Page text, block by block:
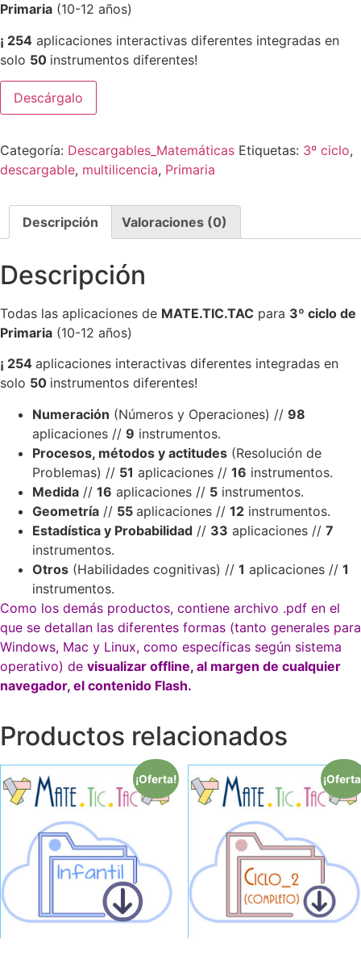
Primaria (10-12 años)
¡ 254 aplicaciones interactivas diferentes integradas en
solo 50 instrumentos diferentes!
Descárgalo
Categoría: Descargables_Matemáticas Etiquetas: 3º ciclo,
descargable, multilicencia, Primaria
Descripción Valoraciones (0)
Descripción
Todas las aplicaciones de MATE.TIC.TAC para 3º ciclo de
Primaria (10-12 años)
¡ 254 aplicaciones interactivas diferentes integradas en
solo 50 instrumentos diferentes!
Numeración (Números y Operaciones) // 98
aplicaciones // 9 instrumentos.
Procesos, métodos y actitudes (Resolución de
Problemas) // 51 aplicaciones // 16 instrumentos.
Medida // 16 aplicaciones // 5 instrumentos.
Geometría // 55 aplicaciones // 12 instrumentos.
Estadística y Probabilidad // 33 aplicaciones // 7
instrumentos.
Otros (Habilidades cognitivas) // 1 aplicaciones // 1
instrumentos.
Como los demás productos, contiene archivo .pdf en el
que se detallan las diferentes formas (tanto generales para
Windows, Mac y Linux, como específicas según sistema
operativo) de visualizar offline, al margen de cualquier
navegador, el contenido Flash.
Productos relacionados
¡Oferta!